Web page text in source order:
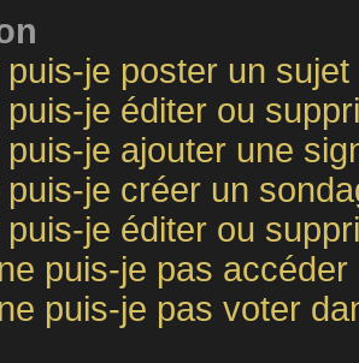
je poster un
je éditer ou
je ajouter une
je créer un
je éditer ou
puis-je pas
puis-je pas voter